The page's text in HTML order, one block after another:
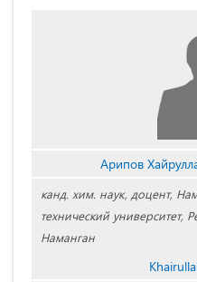
Арипов
канд. хим. наук, доцент,
технический университет,
Наманган